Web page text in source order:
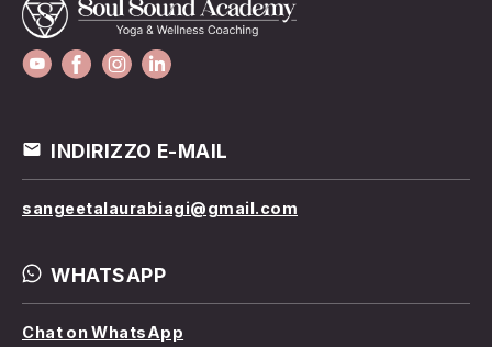
INDIRIZZO E-MAIL
sangeetalaurabiagi@gmail.com
WHATSAPP
Chat on WhatsApp